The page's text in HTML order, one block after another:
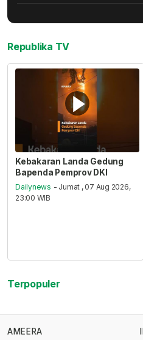
Republika TV
Kebakaran Landa Gedung
Bapenda Pemprov DKI
Dailynews - Jumat , 07 Aug 2026,
23:00 WIB
Terpopuler
AMEERA